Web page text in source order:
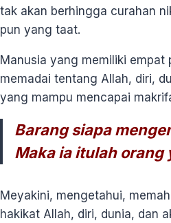
tak akan berhingga curahan
pun yang taat.
Manusia yang memiliki empat
memadai tentang Allah, diri,
yang mampu mencapai
Barang siapa
Maka ia itulah orang
Meyakini, mengetahui,
hakikat Allah, diri, dunia, dan